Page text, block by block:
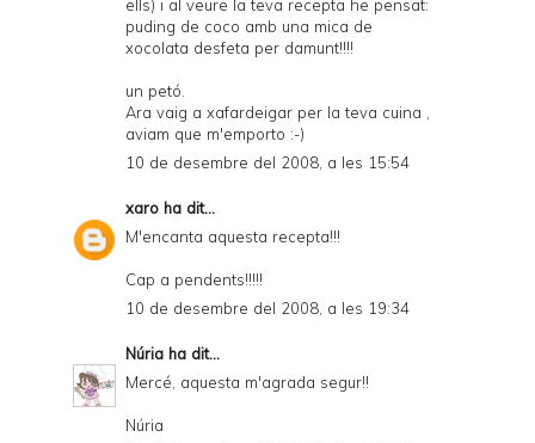
ells) i al veure la teva recepta he pensat:
puding de coco amb una mica de
xocolata desfeta per damunt!!!!
un petó.
Ara vaig a xafardeigar per la teva cuina ,
aviam que m'emporto :-)
10 de desembre del 2008, a les 15:54
xaro ha dit...
M'encanta aquesta recepta!!!
Cap a pendents!!!!!
10 de desembre del 2008, a les 19:34
Núria ha dit...
Mercé, aquesta m'agrada segur!!
Núria